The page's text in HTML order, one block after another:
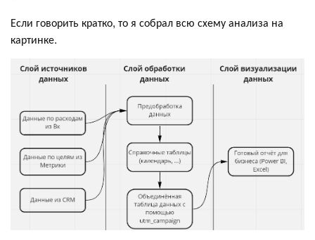
Если говорить кратко, то я собрал всю схему анализа на
картинке.